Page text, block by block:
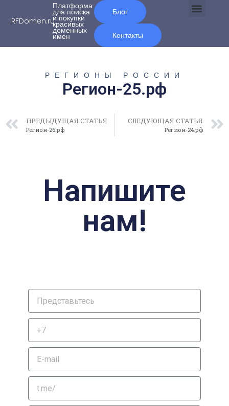
RFDomen.ru
Платформа
для поиска
и покупки
красивых
доменных
имен
Блог
Контакты
РЕГИОНЫ РОССИИ
Регион-25.рф
ПРЕДЫДУЩАЯ СТАТЬЯ
Регион-26.рф
СЛЕДУЮЩАЯ СТАТЬЯ
Регион-24.рф
Напишите
нам!